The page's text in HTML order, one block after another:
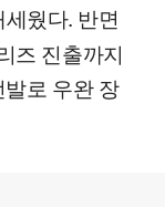
웠다. 반면
즈 진출까지
로 우완 장